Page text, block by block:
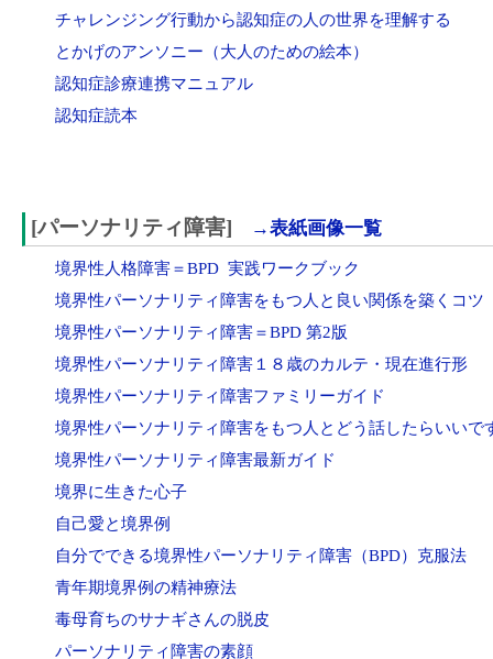
チャレンジング行動から認知症の人の世界を理解する
とかげのアンソニー（大人のための絵本）
認知症診療連携マニュアル
認知症読本
[パーソナリティ障害] →表紙画像一覧
境界性人格障害＝BPD 実践ワークブック
境界性パーソナリティ障害をもつ人と良い関係を築くコツ
境界性パーソナリティ障害＝BPD 第2版
境界性パーソナリティ障害１８歳のカルテ・現在進行形
境界性パーソナリティ障害ファミリーガイド
境界性パーソナリティ障害をもつ人とどう話したらいいで
境界性パーソナリティ障害最新ガイド
境界に生きた心子
自己愛と境界例
自分でできる境界性パーソナリティ障害（BPD）克服法
青年期境界例の精神療法
毒母育ちのサナギさんの脱皮
パーソナリティ障害の素顔